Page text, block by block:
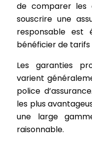
de comparer les
souscrire une
responsable est
bénéficier de
Les garanties
varient
police
les plus
une large
raisonnable.